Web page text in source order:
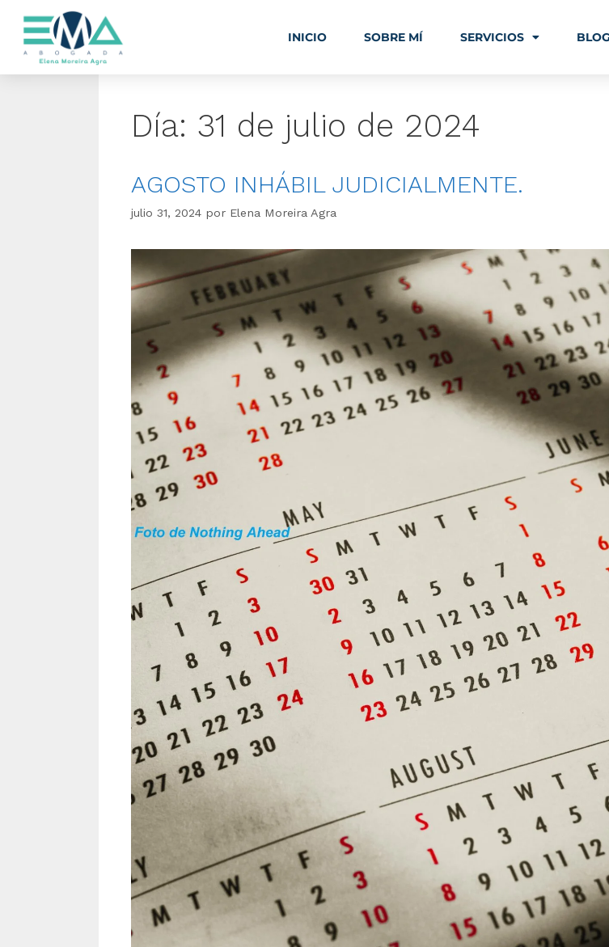
INICIO SOBRE MÍ SERVICIOS BLOG
Día: 31 de julio de 2024
AGOSTO INHÁBIL JUDICIALMENTE.
julio 31, 2024 por Elena Moreira Agra